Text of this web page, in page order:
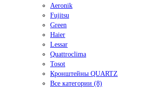
Aeronik
Fujitsu
Green
Haier
Lessar
Quattroclima
Tosot
Кронштейны QUARTZ
Все категории (8)